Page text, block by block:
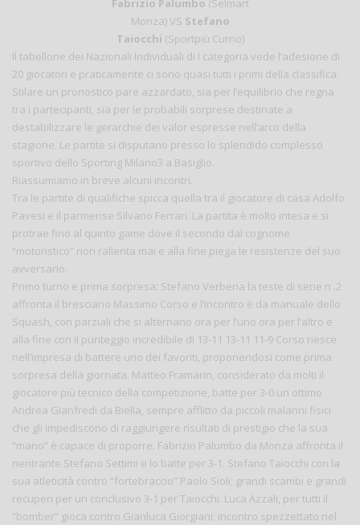
Fabrizio Palumbo (Selmart
Monza) VS Stefano
Taiocchi (Sportpiù Curno)
Il tabellone dei Nazionali Individuali di I categoria vede l’adesione di
20 giocatori e praticamente ci sono quasi tutti i primi della classifica.
Stilare un pronostico pare azzardato, sia per l’equilibrio che regna
tra i partecipanti, sia per le probabili sorprese destinate a
destabilizzare le gerarchie dei valor espresse nell’arco della
stagione. Le partite si disputano presso lo splendido complesso
sportivo dello Sporting Milano3 a Basiglio.
Riassumiamo in breve alcuni incontri.
Tra le partite di qualifiche spicca quella tra il giocatore di casa Adolfo
Pavesi e il parmense Silvano Ferrari. La partita è molto intesa e si
protrae fino al quinto game dove il secondo dal cognome
“motoristico” non rallenta mai e alla fine piega le resistenze del suo
avversario.
Primo turno e prima sorpresa: Stefano Verbena la teste di serie n .2
affronta il bresciano Massimo Corso e l’incontro è da manuale dello
Squash, con parziali che si alternano ora per l’uno ora per l’altro e
alla fine con il punteggio incredibile di 13-11 13-11 11-9 Corso riesce
nell’impresa di battere uno dei favoriti, proponendosi come prima
sorpresa della giornata. Matteo Framarin, considerato da molti il
giocatore più tecnico della competizione, batte per 3-0 un ottimo
Andrea Gianfredi da Biella, sempre afflitto da piccoli malanni fisici
che gli impediscono di raggiungere risultati di prestigio che la sua
“mano” è capace di proporre. Fabrizio Palumbo da Monza affronta il
rientrante Stefano Settimi e lo batte per 3-1. Stefano Taiocchi con la
sua atleticità contro “fortebraccio” Paolo Sioli; grandi scambi e grandi
recuperi per un conclusivo 3-1 per Taiocchi. Luca Azzali, per tutti il
“bomber” gioca contro Gianluca Giorgiani; incontro spezzettato nel